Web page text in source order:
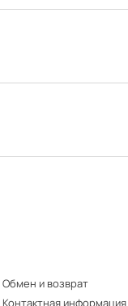
Обмен и возврат
Контактная информация